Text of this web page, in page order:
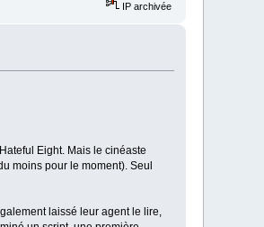
IP archivée
Eight. Mais le cinéaste
moins pour le moment). Seul
laissé leur agent le lire,